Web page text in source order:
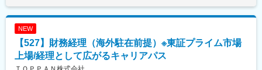
の組み合わせテスト等を、開発チームのメンバーとして担当いた
だきます。仕様検討時はお客様の要望要求獲得のため、現地調査
や海外拠点を含む事業部門との整合業務、実装段階時は外部ベン
NEW
【527】財務経理（海外駐在前提）※東証プライム市場
上場/経理として広がるキャリアパス